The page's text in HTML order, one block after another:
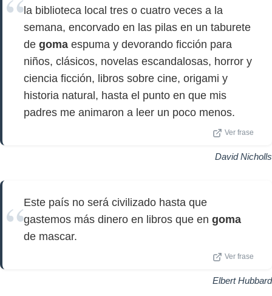
la biblioteca local tres o cuatro veces a la
semana, encorvado en las pilas en un taburete
de goma espuma y devorando ficción para
niños, clásicos, novelas escandalosas, horror y
ciencia ficción, libros sobre cine, origami y
historia natural, hasta el punto en que mis
padres me animaron a leer un poco menos.
Ver frase
David Nicholls
Este país no será civilizado hasta que
gastemos más dinero en libros que en goma
de mascar.
Ver frase
Elbert Hubbard